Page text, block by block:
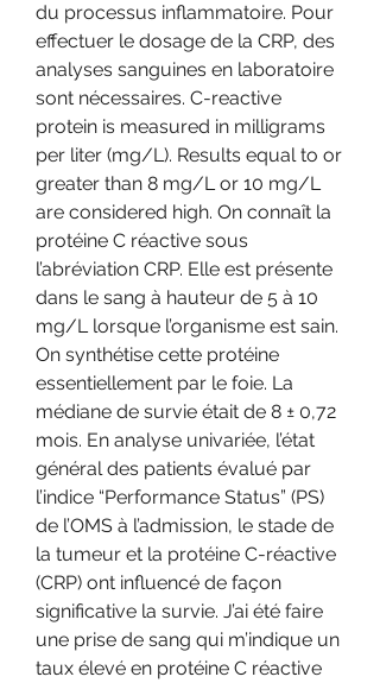
du processus inflammatoire. Pour
effectuer le dosage de la CRP, des
analyses sanguines en laboratoire
sont nécessaires. C-reactive
protein is measured in milligrams
per liter (mg/L). Results equal to or
greater than 8 mg/L or 10 mg/L
are considered high. On connaît la
protéine C réactive sous
l’abréviation CRP. Elle est présente
dans le sang à hauteur de 5 à 10
mg/L lorsque l’organisme est sain.
On synthétise cette protéine
essentiellement par le foie. La
médiane de survie était de 8 ± 0,72
mois. En analyse univariée, l’état
général des patients évalué par
l’indice “Performance Status” (PS)
de l’OMS à l’admission, le stade de
la tumeur et la protéine C-réactive
(CRP) ont influencé de façon
significative la survie. J’ai été faire
une prise de sang qui m’indique un
taux élevé en protéine C réactive